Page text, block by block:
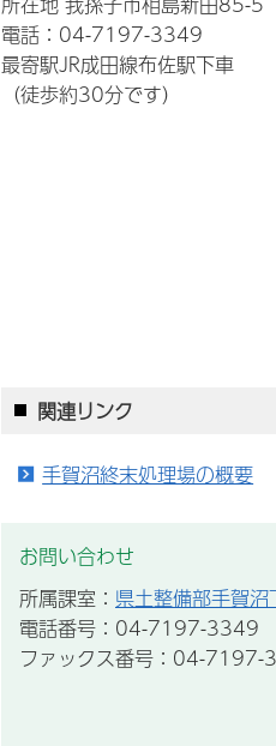
電話：04-7197-3349
最寄駅JR成田線布佐駅下車
（徒歩約30分です）
関連リンク
手賀沼終末処理場の概要
お問い合わせ
所属課室： 県土整備部手賀
電話番号：04-7197-3349
ファックス番号：04-7197-